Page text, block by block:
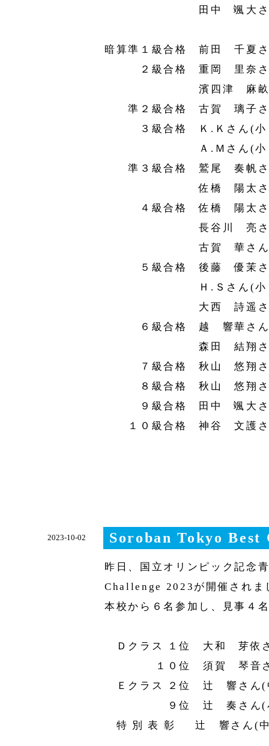
田中 颯大さん(小
暗算準１級合格 前田 千夏
２級合格 重岡 里奈さ
濱四津 麻畝さ
準２級合格 古賀 璃子さ
３級合格 Ｋ.Ｋさん(小
Ａ.Ｍさん(小
準３級合格 鷲尾 奏帆さ
佐橋 陽太さん(
４級合格 佐橋 陽太さ
長谷川 亮さん(小
古賀 華さん(
５級合格 後藤 優茉さ
Ｈ.Ｓさん(小
大西 詩遥さん(
６級合格 越 響華さん
森田 結翔さん(
７級合格 秋山 悠翔さ
８級合格 秋山 悠翔さ
９級合格 田中 颯大さ
１０級合格 神谷
2023-10-02 Soroban Tokyo Best
昨日、国立オリンピック記念
Challenge 2023が開催されま
本校から６名参加し、見事４
Ｄクラス １位 大和 芽依
１０位 須賀 琴音さ
Ｅクラス ２位 辻 響さん(
９位 辻󠄀 奏さん(
特 別 表 彰 辻󠄀 響さん(